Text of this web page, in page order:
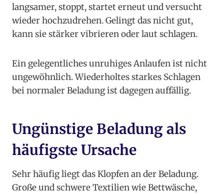
langsamer, stoppt, startet erneut und versucht
wieder hochzudrehen. Gelingt das nicht gut,
kann sie stärker vibrieren oder laut schlagen.
Ein gelegentliches unruhiges Anlaufen ist nicht
ungewöhnlich. Wiederholtes starkes Schlagen
bei normaler Beladung ist dagegen auffällig.
Ungünstige Beladung als
häufigste Ursache
Sehr häufig liegt das Klopfen an der Beladung.
Große und schwere Textilien wie Bettwäsche,